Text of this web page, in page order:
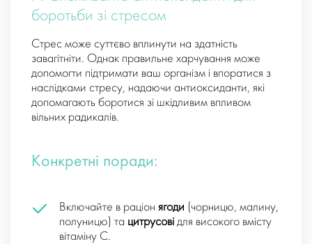
боротьби зі стресом
Стрес може суттєво вплинути на здатність
завагітніти. Однак правильне харчування може
допомогти підтримати ваш організм і впоратися з
наслідками стресу, надаючи антиоксиданти, які
допомагають боротися зі шкідливим впливом
вільних радикалів.
Конкретні поради:
Включайте в раціон ягоди (чорницю, малину,
полуницю) та цитрусові для високого вмісту
вітаміну C.